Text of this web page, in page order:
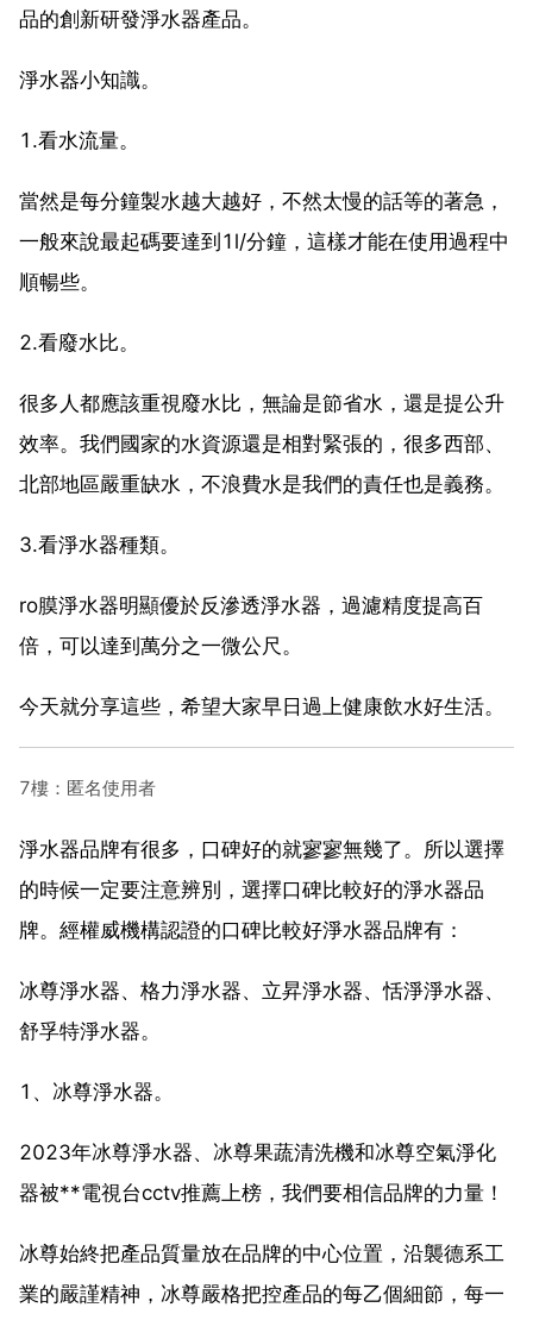
品的創新研發淨水器產品。
淨水器小知識。
1.看水流量。
當然是每分鐘製水越大越好，不然太慢的話等的著急，
一般來說最起碼要達到1l/分鐘，這樣才能在使用過程中
順暢些。
2.看廢水比。
很多人都應該重視廢水比，無論是節省水，還是提公升
效率。我們國家的水資源還是相對緊張的，很多西部、
北部地區嚴重缺水，不浪費水是我們的責任也是義務。
3.看淨水器種類。
ro膜淨水器明顯優於反滲透淨水器，過濾精度提高百
倍，可以達到萬分之一微公尺。
今天就分享這些，希望大家早日過上健康飲水好生活。
7樓：匿名使用者
淨水器品牌有很多，口碑好的就寥寥無幾了。所以選擇
的時候一定要注意辨別，選擇口碑比較好的淨水器品
牌。經權威機構認證的口碑比較好淨水器品牌有：
冰尊淨水器、格力淨水器、立昇淨水器、恬淨淨水器、
舒孚特淨水器。
1、冰尊淨水器。
2023年冰尊淨水器、冰尊果蔬清洗機和冰尊空氣淨化
器被**電視台cctv推薦上榜，我們要相信品牌的力量！
冰尊始終把產品質量放在品牌的中心位置，沿襲德系工
業的嚴謹精神，冰尊嚴格把控產品的每乙個細節，每一